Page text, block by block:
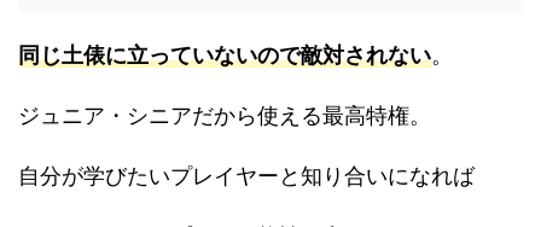
同じ土俵に立っていないので敵対されない。
ジュニア・シニアだから使える最高特権。
自分が学びたいプレイヤーと知り合いになれば